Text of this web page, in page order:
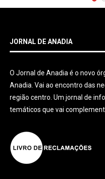
JORNAL DE ANADIA
O Jornal de Anadia é o novo
Anadia. Vai ao encontro das
região centro. Um jornal de
temáticos que vai